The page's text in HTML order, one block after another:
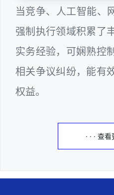
当竞争、人工智能、
强制执行领域积累了
实务经验，可娴熟控
相关争议纠纷，能有
权益。
· · · 查看